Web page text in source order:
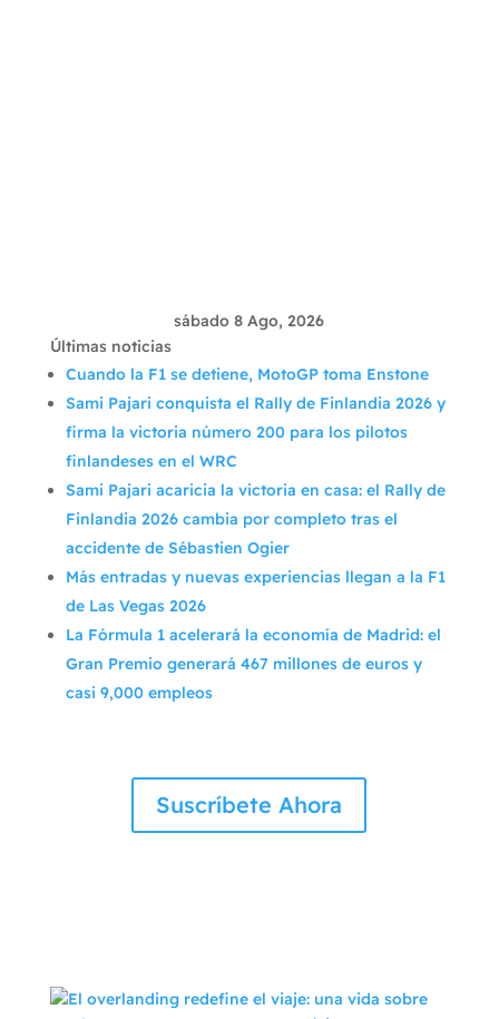
sábado 8 Ago, 2026
Últimas noticias
Cuando la F1 se detiene, MotoGP toma Enstone
Sami Pajari conquista el Rally de Finlandia 2026 y
firma la victoria número 200 para los pilotos
finlandeses en el WRC
Sami Pajari acaricia la victoria en casa: el Rally de
Finlandia 2026 cambia por completo tras el
accidente de Sébastien Ogier
Más entradas y nuevas experiencias llegan a la F1
de Las Vegas 2026
La Fórmula 1 acelerará la economía de Madrid: el
Gran Premio generará 467 millones de euros y
casi 9,000 empleos
Suscríbete Ahora